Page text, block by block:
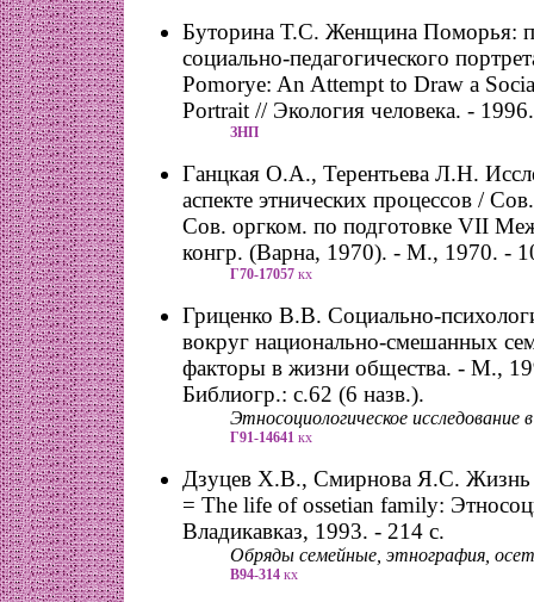
Буторина Т.С. Женщина Поморья:
социально-педагогического
Pomorye: An Attempt to Draw a
Portrait // Экология человека. -
ЗНП
Ганцкая О.А., Терентьева Л.Н.
аспекте этнических процессов /
Сов. оргком. по подготовке VII
конгр. (Варна, 1970). - М., 1970. -
Г70-17057 кх
Гриценко В.В. Социально-
вокруг национально-смешанных
факторы в жизни общества. - М.,
Библиогр.: с.62 (6 назв.).
Этносоциологическое исследование
Г91-14641 кх
Дзуцев Х.В., Смирнова Я.С. Жизнь
= The life of ossetian family:
Владикавказ, 1993. - 214 с.
Обряды семейные, этнография,
В94-314 кх